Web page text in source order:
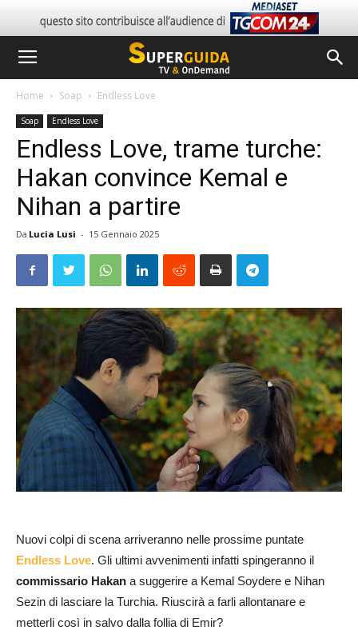
Home Soap Endless Love
Soap Endless Love
Endless Love, trame turche:
Hakan convince Kemal e
Nihan a partire
Da Lucia Lusi - 15 Gennaio 2025
Nuovi colpi di scena arriveranno nelle prossime puntate
Endless Love. Gli ultimi avvenimenti infatti spingeranno il
commissario Hakan a suggerire a Kemal Soydere e Nihan
Sezin di lasciare la Turchia. Riuscirà a farli allontanare e
metterli così in salvo dalla follia di Emir?